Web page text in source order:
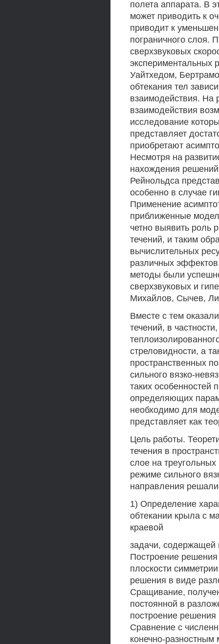
полета аппарата. В
может приводить к
приводит к
пограничного слоя.
сверхзвуковых
экспериментальных
Уайтхедом,
обтекания тел
взаимодействия. На
взаимодействия
исследование
представляет
приобретают
Несмотря на
нахождения
Рейнольдса
особенно в случае
Применение
приближенные
четно выявить роль
течений, и таким
вычислительных
различных эффектов
методы были
сверхзвуковых и
Михайлов, Сычев,
Вместе с тем
течений, в
стреловидности, а
пространственных
сильного вязко-
таких особенностей
определяющих
необходимо для
представляет как
Цель работы.
течения в
слое на
режиме сильного
направления
1) Определение
обтекании крыла с
краевой
задачи, содержащей
Построение
плоскости
решения в виде
Сращивание,
постоянной в
построение
Сравнение с
конечно-разностным